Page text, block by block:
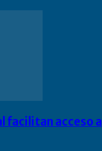
facilitan